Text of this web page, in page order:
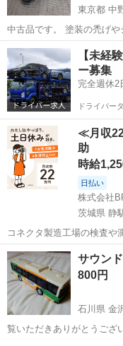
東京都 中
中古品です。 塗装の禿げや
のは確認できているので、
です。
東京 中野区 中野駅
【未経
ー募集
完全週休2
ドライバー
≪月収
助
時給
日払い
株式会社
茨城県 静
コネクタ製造工場の検査や
日128日★クリーンルーム
★就業先食堂利用可！日払い
工場のお仕事 ◇コネクタ製
茨城 常陸大宮市
サウン
800円
石川県 金
覧いただきありがとうござ